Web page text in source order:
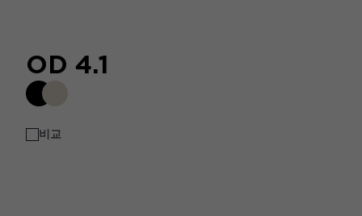
OD 4.1
비교